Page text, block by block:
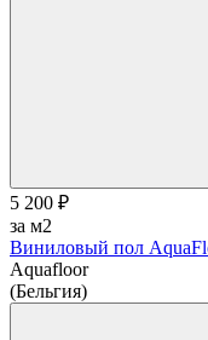
5 200 ₽
за м2
Виниловый пол
Aquafloor
(Бельгия)